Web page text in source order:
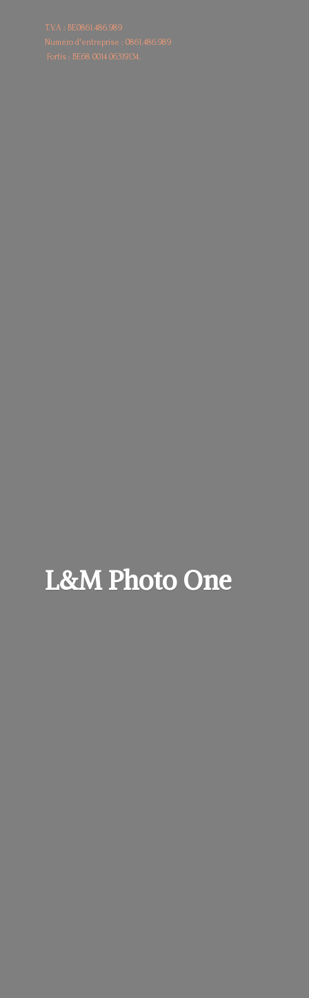
L&MPhoto One
T.V.A : BE0861.486.989
Numéro d'entreprise : 0861.486.989
Fortis : BE680014 06319134.